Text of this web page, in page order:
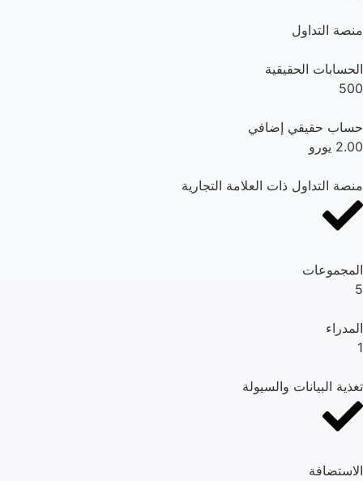
منصة التداول
الحسابات الحقيقية
500
حساب حقيقي إضافي
2.00 يورو
منصة التداول ذات العلامة التجارية
المجموعات
5
المدراء
1
تغذية البيانات والسيولة
الاستضافة